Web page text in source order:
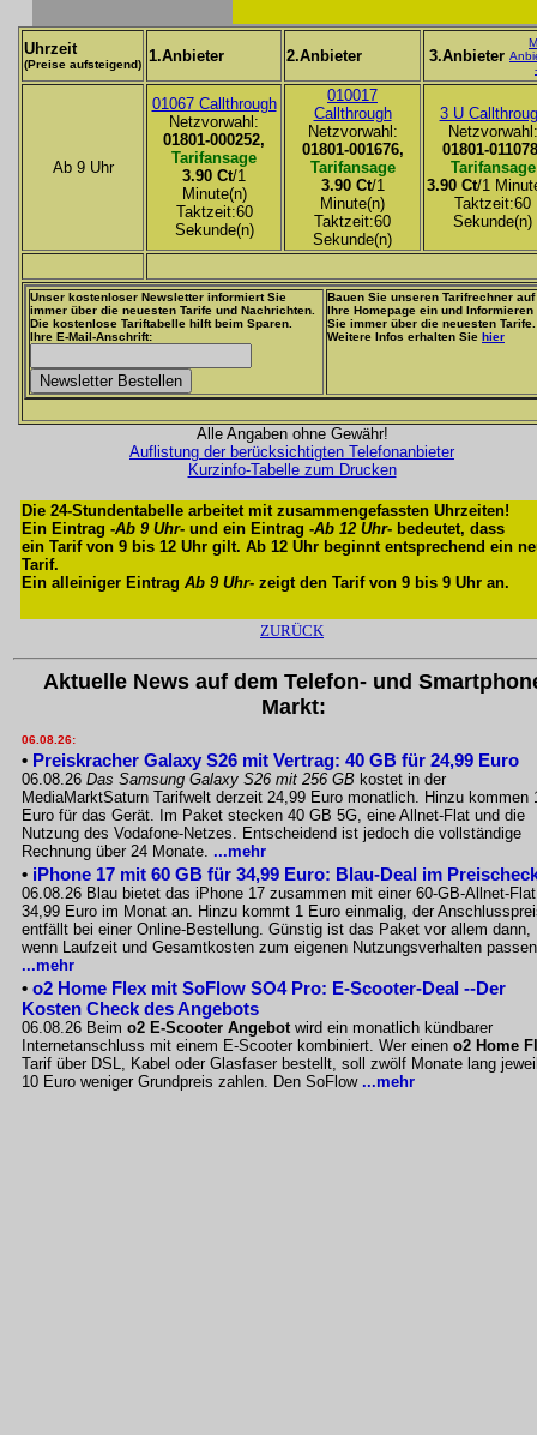
Uhrzeit
(Preise aufsteigend) 1.Anbieter 2.Anbieter 3.Anbieter
Ab 9 Uhr
01067 Callthrough
Netzvorwahl:
01801-000252,
Tarifansage
3.90 Ct/1
Minute(n)
Taktzeit:60
Sekunde(n)
010017
Callthrough
Netzvorwahl:
01801-001676,
Tarifansage
3.90 Ct/1
Minute(n)
Taktzeit:60
Sekunde(n)
3 U
Netzvorwahl:
01801-
Tarifansage
3.90 Ct/1
Taktzeit:60
Sekunde(n)
Unser kostenloser Newsletter informiert Sie
immer über die neuesten Tarife und Nachrichten.
Die kostenlose Tariftabelle hilft beim Sparen.
Ihre E-Mail-Anschrift:
Bauen Sie unseren Tarifrechner auf
Ihre Homepage ein und Informieren
Sie immer über die neuesten Tarife.
Weitere Infos erhalten Sie hier
Alle Angaben ohne Gewähr!
Auflistung der berücksichtigten Telefonanbieter
Kurzinfo-Tabelle zum Drucken
Die 24-Stundentabelle arbeitet mit zusammengefassten Uhrzeiten!
Ein Eintrag -Ab 9 Uhr- und ein Eintrag -Ab 12 Uhr- bedeutet, dass
ein Tarif von 9 bis 12 Uhr gilt. Ab 12 Uhr beginnt entsprechend ein
Tarif.
Ein alleiniger Eintrag Ab 9 Uhr- zeigt den Tarif von 9 bis 9 Uhr an.
ZURÜCK
Aktuelle News auf dem Telefon- und
Markt:
06.08.26:
• Preiskracher Galaxy S26 mit Vertrag: 40 GB für 24,99 Euro
06.08.26 Das Samsung Galaxy S26 mit 256 GB kostet in der
MediaMarktSaturn Tarifwelt derzeit 24,99 Euro monatlich. Hinzu kommen
Euro für das Gerät. Im Paket stecken 40 GB 5G, eine Allnet-Flat und die
Nutzung des Vodafone-Netzes. Entscheidend ist jedoch die vollständige
Rechnung über 24 Monate. ...mehr
• iPhone 17 mit 60 GB für 34,99 Euro: Blau-Deal im
06.08.26 Blau bietet das iPhone 17 zusammen mit einer 60-GB-Allnet-
34,99 Euro im Monat an. Hinzu kommt 1 Euro einmalig, der
entfällt bei einer Online-Bestellung. Günstig ist das Paket vor allem dann,
wenn Laufzeit und Gesamtkosten zum eigenen Nutzungsverhalten
...mehr
• o2 Home Flex mit SoFlow SO4 Pro: E-Scooter-Deal --Der
Kosten Check des Angebots
06.08.26 Beim o2 E-Scooter Angebotwird ein monatlich kündbarer
Internetanschluss mit einem E-Scooter kombiniert. Wer einen o2 Home
Tarif über DSL, Kabel oder Glasfaser bestellt, soll zwölf Monate lang
10 Euro weniger Grundpreis zahlen. Den SoFlow ...mehr